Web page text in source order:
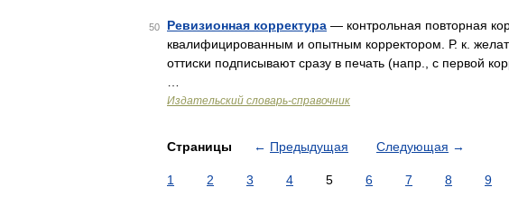
50 Ревизионная корректура — контрольная повторная
квалифицированным и опытным корректором. Р. к.
оттиски подписывают сразу в печать (напр., с первой
Издательский словарь-справочник
Страницы ← Предыдущая Следующая →
1 2 3 4 5 6 7 8 9